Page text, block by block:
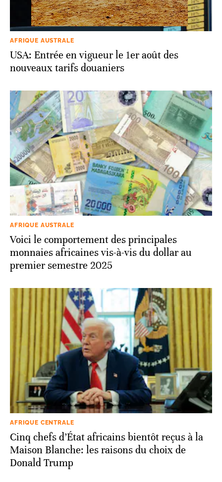
AFRIQUE AUSTRALE
USA: Entrée en vigueur le 1er août des
nouveaux tarifs douaniers
AFRIQUE AUSTRALE
Voici le comportement des principales
monnaies africaines vis-à-vis du dollar au
premier semestre 2025
AFRIQUE CENTRALE
Cinq chefs d’État africains bientôt reçus à la
Maison Blanche: les raisons du choix de
Donald Trump